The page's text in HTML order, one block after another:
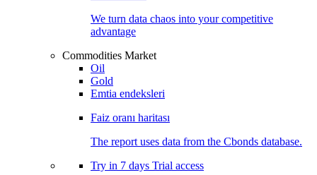
We turn data chaos into your competitive
advantage
Commodities Market
Oil
Gold
Emtia endeksleri
Faiz oranı haritası
The report uses data from the Cbonds database.
Try in 7 days Trial access